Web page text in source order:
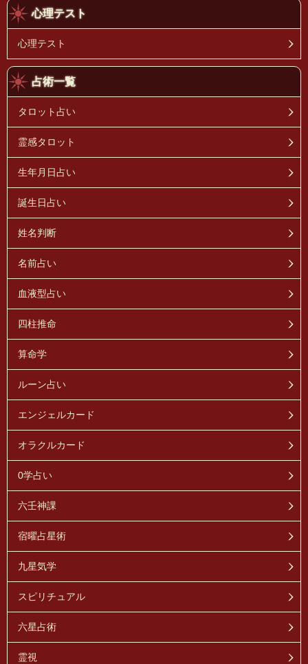
心理テスト
心理テスト
占術一覧
タロット占い
霊感タロット
生年月日占い
誕生日占い
姓名判断
名前占い
血液型占い
四柱推命
算命学
ルーン占い
エンジェルカード
オラクルカード
0学占い
六壬神課
宿曜占星術
九星気学
スピリチュアル
六星占術
霊視